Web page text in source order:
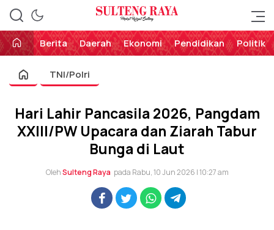
Sulteng Raya
Perekat Rakyat Sulteng
Berita
Daerah Ekonomi Pendidikan Politik
TNI/Polri
Hari Lahir Pancasila 2026, Pangdam
XXIII/PW Upacara dan Ziarah Tabur
Bunga di Laut
OlehSulteng Raya pada Rabu, 10 Jun 2026 | 10:27 am